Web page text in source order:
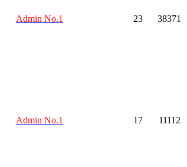
Admin No.1 23 38371
Admin No.1 17 11112